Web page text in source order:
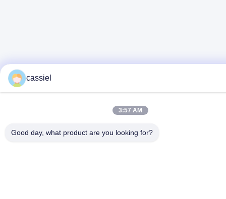
cassiel
3:57 AM
Good day, what product are you looking for?